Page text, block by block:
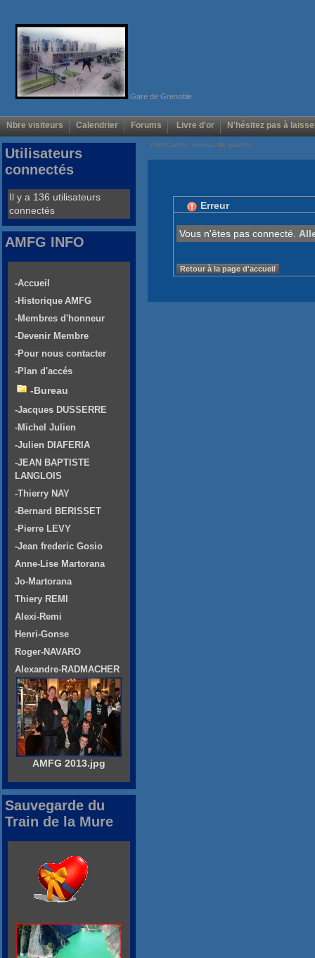
Gare de Grenoble
Nbre visiteurs Calendrier Forums Livre d'or N'hésitez pas à
Voir/Cacher menus de gauche
Erreur
Vous n'êtes pas connecté.
Retour à la page d'accueil
Utilisateurs
connectés
Il y a 136 utilisateurs
connectés
AMFG INFO
-Accueil
-Historique AMFG
-Membres d'honneur
-Devenir Membre
-Pour nous contacter
-Plan d'accés
-Bureau
-Jacques DUSSERRE
-Michel Julien
-Julien DIAFERIA
-JEAN BAPTISTE
LANGLOIS
-Thierry NAY
-Bernard BERISSET
-Pierre LEVY
-Jean frederic Gosio
Anne-Lise Martorana
Jo-Martorana
Thiery REMI
Alexi-Remi
Henri-Gonse
Roger-NAVARO
Alexandre-RADMACHER
AMFG 2013.jpg
Sauvegarde du
Train de la Mure